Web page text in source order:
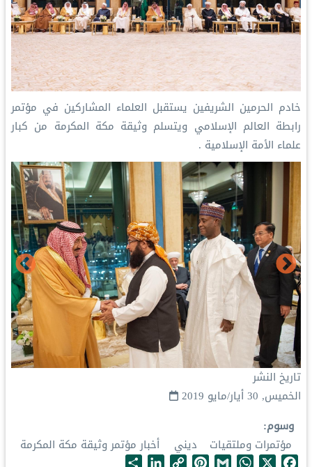
‏خادم الحرمين الشريفين يستقبل العلماء المشاركين في مؤتمر
⁧رابطة العالم الإسلامي⁩ ويتسلم ⁧وثيقة مكة المكرمة⁩ من كبار
علماء الأمة الإسلامية .
تاريخ النشر
الخميس, 30 أيار/مايو 2019
وسوم
مؤتمرات وملتقيات
ديني أخبار مؤتمر وثيقة مكة المكرمة